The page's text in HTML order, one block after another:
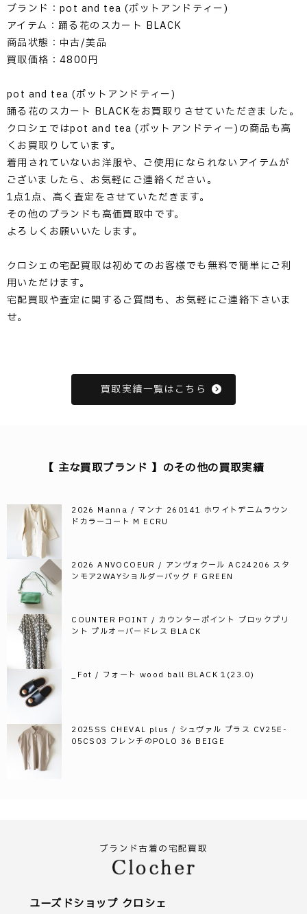
ブランド：pot and tea (ポットアンドティー)
アイテム：踊る花のスカート BLACK
商品状態：中古/美品
買取価格：4800円
pot and tea (ポットアンドティー)
踊る花のスカート BLACKをお買取りさせていただきました。
クロシェではpot and tea (ポットアンドティー)の商品も高
くお買取りしています。
着用されていないお洋服や、ご使用になられないアイテムが
ございましたら、お気軽にご連絡ください。
1点1点、高く査定をさせていただきます。
その他のブランドも高価買取中です。
よろしくお願いいたします。
クロシェの宅配買取は初めてのお客様でも無料で簡単にご利
用いただけます。
宅配買取や査定に関するご質問も、お気軽にご連絡下さいま
せ。
買取実績一覧はこちら
【 主な買取ブランド 】のその他の買取実績
2026 Manna / マンナ 260141 ホワイトデニムラウン
ドカラーコート M ECRU
2026 ANVOCOEUR / アンヴォクール AC24206 スタ
ンモア2WAYショルダーバッグ F GREEN
COUNTER POINT / カウンターポイント ブロックプリ
ント プルオーバードレス BLACK
_Fot / フォート wood ball BLACK 1(23.0)
2025SS CHEVAL plus / シュヴァル プラス CV25E-
05CS03 フレンチのPOLO 36 BEIGE
ブランド古着の宅配買取
ユーズドショップ クロシェ